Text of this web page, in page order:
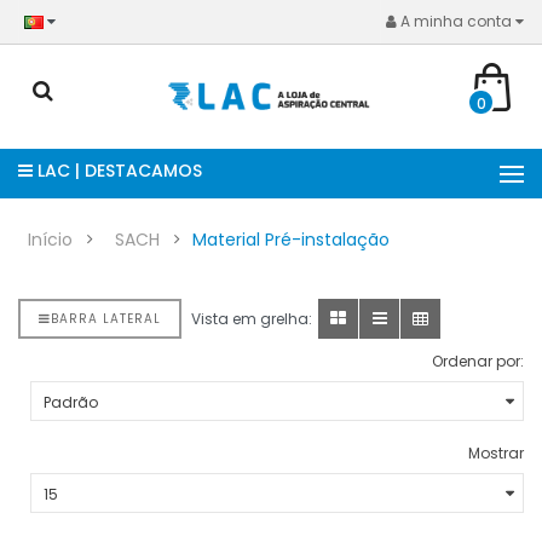
A minha conta
0
LAC | DESTACAMOS
Início SACH Material Pré-instalação
BARRA LATERAL Vista em grelha:
Ordenar por:
Mostrar